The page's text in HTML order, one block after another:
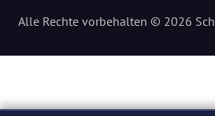
Alle Rechte vorbehalten © 2026